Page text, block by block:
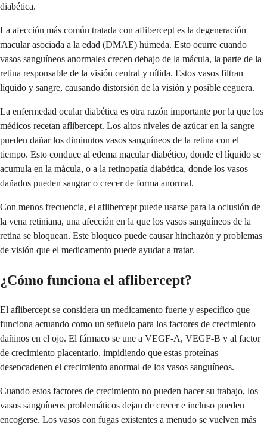
diabética.
La afección más común tratada con aflibercept es la degeneración
macular asociada a la edad (DMAE) húmeda. Esto ocurre cuando
vasos sanguíneos anormales crecen debajo de la mácula, la parte de la
retina responsable de la visión central y nítida. Estos vasos filtran
líquido y sangre, causando distorsión de la visión y posible ceguera.
La enfermedad ocular diabética es otra razón importante por la que los
médicos recetan aflibercept. Los altos niveles de azúcar en la sangre
pueden dañar los diminutos vasos sanguíneos de la retina con el
tiempo. Esto conduce al edema macular diabético, donde el líquido se
acumula en la mácula, o a la retinopatía diabética, donde los vasos
dañados pueden sangrar o crecer de forma anormal.
Con menos frecuencia, el aflibercept puede usarse para la oclusión de
la vena retiniana, una afección en la que los vasos sanguíneos de la
retina se bloquean. Este bloqueo puede causar hinchazón y problemas
de visión que el medicamento puede ayudar a tratar.
¿Cómo funciona el aflibercept?
El aflibercept se considera un medicamento fuerte y específico que
funciona actuando como un señuelo para los factores de crecimiento
dañinos en el ojo. El fármaco se une a VEGF-A, VEGF-B y al factor
de crecimiento placentario, impidiendo que estas proteínas
desencadenen el crecimiento anormal de los vasos sanguíneos.
Cuando estos factores de crecimiento no pueden hacer su trabajo, los
vasos sanguíneos problemáticos dejan de crecer e incluso pueden
encogerse. Los vasos con fugas existentes a menudo se vuelven más